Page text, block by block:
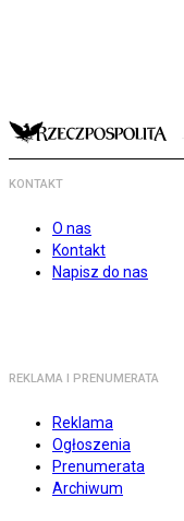
KONTAKT
O nas
Kontakt
Napisz do nas
REKLAMA I PRENUMERATA
Reklama
Ogłoszenia
Prenumerata
Archiwum